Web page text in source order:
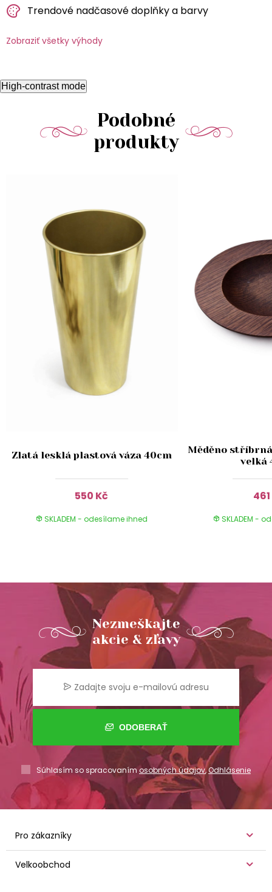
Trendové nadčasové doplňky a barvy
Zobraziť všetky výhody
High-contrast mode
Podobné
produkty
Zlatá lesklá plastová váza 40cm
550 Kč
SKLADEM - odesílame ihned
Měděno
velká
SKLADEM -
Nezmeškajte
akcie & zľavy
ODOBERAŤ
Súhlasím so spracovaním osobných údajov,Odhlásenie
Pro zákazníky
Velkoobchod